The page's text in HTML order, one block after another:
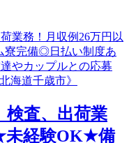
検査、出荷業
未経験OK★備